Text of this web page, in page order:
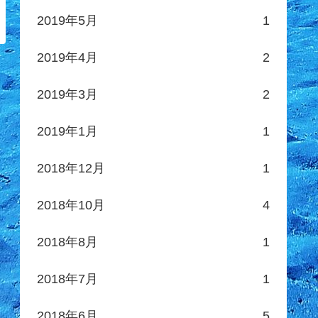
2019年5月 1
2019年4月 2
2019年3月 2
2019年1月 1
2018年12月 1
2018年10月 4
2018年8月 1
2018年7月 1